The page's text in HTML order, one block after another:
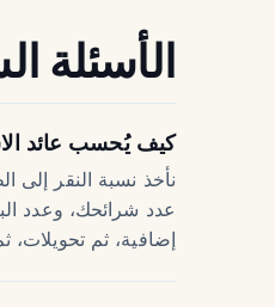
الأسئلة
كيف يُحسب عائد
نأخذ نسبة النقر إلى
عدد شرائحك، وعدد
إضافية، ثم تحويلات،